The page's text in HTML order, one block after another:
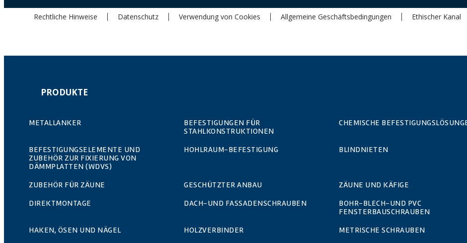
Rechtliche Hinweise Datenschutz Verwendung von Cookies Allgemeine Geschäftsbedingungen Ethischer Kanal
PRODUKTE
METALLANKER
BEFESTIGUNGEN FÜR
STAHLKONSTRUKTIONEN
CHEMISCHE
BEFESTIGUNGSELEMENTE UND
ZUBEHÖR ZUR FIXIERUNG VON
DÄMMPLATTEN (WDVS)
HOHLRAUM-BEFESTIGUNG BLINDNIETEN
ZUBEHÖR FÜR ZÄUNE GESCHÜTZTER ANBAU ZÄUNE UND KÄFIGE
DIREKTMONTAGE
DACH-UND FASSADENSCHRAUBEN
BOHR-BLECH-UND PVC
FENSTERBAUSCHRAUBEN
HAKEN, ÖSEN UND NÄGEL HOLZVERBINDER METRISCHE SCHRAUBEN